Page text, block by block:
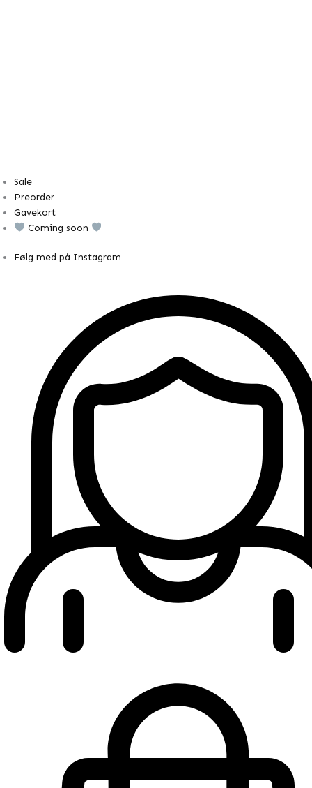
Sale
Preorder
Gavekort
Coming soon
Følg med på Instagram